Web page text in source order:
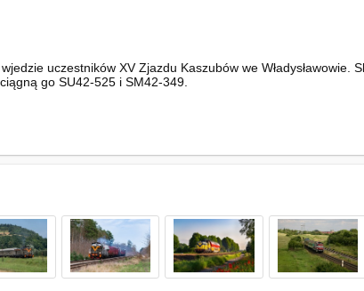
uczestników XV Zjazdu Kaszubów we Władysławowie.
go SU42-525 i SM42-349.